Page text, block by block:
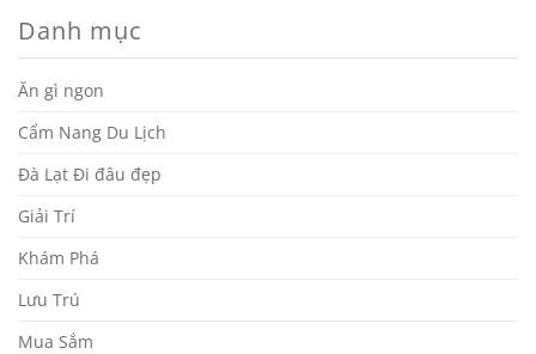
Danh mục
Ăn gì ngon
Cẩm Nang Du Lịch
Đà Lạt Đi đâu đẹp
Giải Trí
Khám Phá
Lưu Trú
Mua Sắm